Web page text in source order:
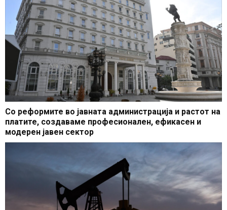
Со реформите во јавната администрација и растот на
платите, создаваме професионален, ефикасен и
модерен јавен сектор